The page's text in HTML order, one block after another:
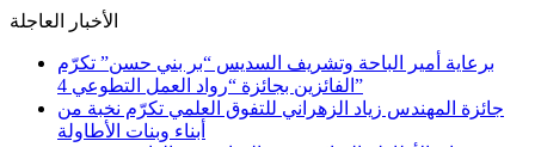
الأخبار العاجلة
برعاية أمير الباحة وتشريف السديس “بر بني حسن” تكرّم
الفائزين بجائزة “رواد العمل التطوعي 4”
جائزة المهندس زياد الزهراني للتفوق العلمي تكرّم نخبة من
أبناء وبنات الأطاولة